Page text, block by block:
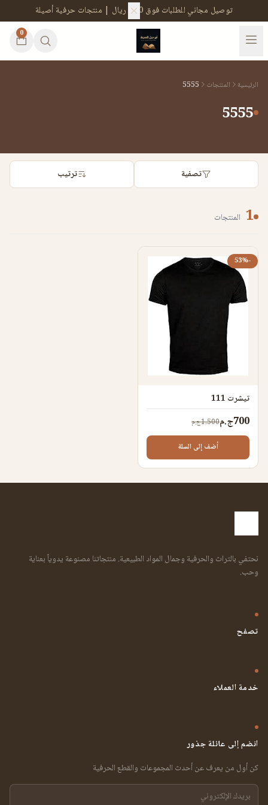
توصيل مجاني للطلبات فوق 200 ريال | منتجات حرفية أصيلة
0
الرئيسية المنتجات 5555
5555
تصفية ترتيب
1 المنتجات
-53%
تيشرت 111
700ج.م
1,500ج.م
أضف إلى السلة
نحتفي بالتراث والحرفية وجمال المواد الطبيعية. منتجاتنا مصنوعة يدوياً بعناية
وحب.
تصفح
خدمة العملاء
انضم إلى عائلة جذور
كن أول من يعرف عن أحدث المجموعات والقطع الحرفية